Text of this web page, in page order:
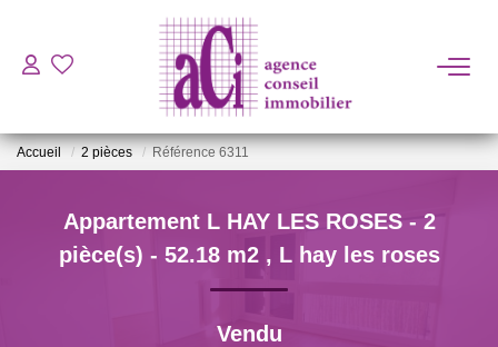
ACHETER
ESTIMER
Accueil 2 pièces Référence 6311
Appartement L HAY LES ROSES - 2
pièce(s) - 52.18 m2 , L hay les roses
Vendu